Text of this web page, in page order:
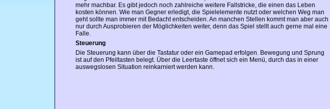
mehr machbar. Es gibt jedoch noch zahlreiche weitere Fallstricke, die einen das Leben
kosten können. Wie man Gegner erledigt, die Spielelemente nutzt oder welchen Weg man
geht sollte man immer mit Bedacht entscheiden. An manchen Stellen kommt man aber auch
nur durch Ausprobieren der Möglichkeiten weiter, denn das Spiel stellt auch gerne mal eine
Falle.
Steuerung
Die Steuerung kann über die Tastatur oder ein Gamepad erfolgen. Bewegung und Sprung
ist auf den Pfeiltasten belegt. Über die Leertaste öffnet sich ein Menü, durch das in einer
auswegslosen Situation reinkarniert werden kann.